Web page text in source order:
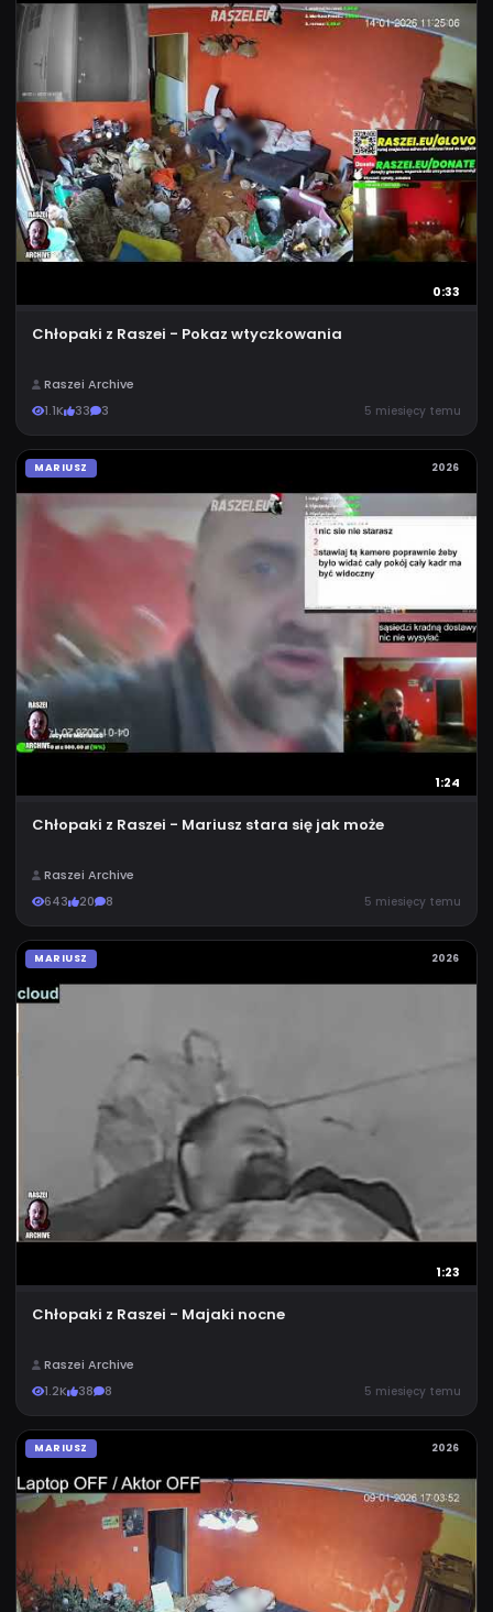
0:33
Chłopaki z Raszei - Pokaz wtyczkowania
Raszei Archive
1.1K
33 3 5 miesięcy temu
1:24
MARIUSZ 2026
Chłopaki z Raszei - Mariusz stara się jak może
Raszei Archive
643
20 8 5 miesięcy temu
1:23
MARIUSZ 2026
Chłopaki z Raszei - Majaki nocne
Raszei Archive
1.2K
38 8 5 miesięcy temu
MARIUSZ 2026